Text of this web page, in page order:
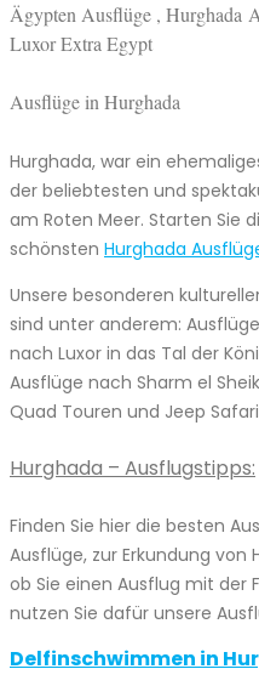
Ägypten Ausflüge , Hurghada
Luxor Extra Egypt
Ausflüge in Hurghada
Hurghada, war ein
der beliebtesten und
am Roten Meer. Starten Sie
schönsten Hurghada
Unsere besonderen
sind unter anderem:
nach Luxor in das Tal der
Ausflüge nach Sharm el
Quad Touren und Jeep
Hurghada – Ausflugstipps:
Finden Sie hier die besten
Ausflüge, zur Erkundung von
ob Sie einen Ausflug mit der
nutzen Sie dafür unsere
Delfinschwimmen in